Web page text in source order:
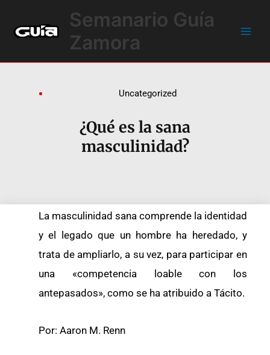
contenido
Semanario Guía
Zamora
Uncategorized
¿Qué es la sana
masculinidad?
La masculinidad sana comprende la identidad
y el legado que un hombre ha heredado, y
trata de ampliarlo, a su vez, para participar en
una «competencia loable con los
antepasados», como se ha atribuido a Tácito.
Por: Aaron M. Renn